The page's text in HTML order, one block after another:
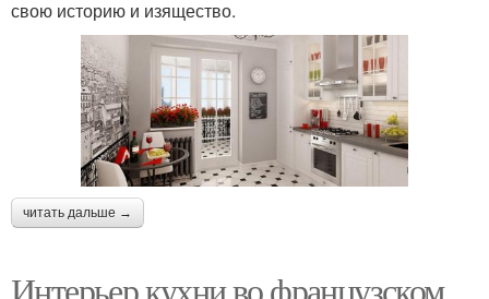
свою историю и изящество.
читать дальше →
Интерьер кухни во французском